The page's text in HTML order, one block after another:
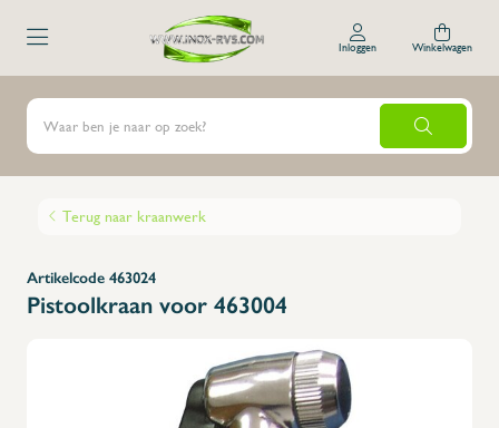
Inloggen Winkelwagen
Terug naar kraanwerk
Artikelcode 463024
Pistoolkraan voor 463004